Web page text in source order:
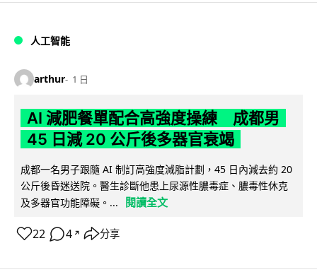
人工智能
arthur 1 日
AI 減肥餐單配合高強度操練 成都男
45 日減 20 公斤後多器官衰竭
成都一名男子跟隨 AI 制訂高強度減脂計劃，45 日內減去約 20
公斤後昏迷送院。醫生診斷他患上尿源性膿毒症、膿毒性休克
及多器官功能障礙。...
閱讀全文
22 4 ↗ 分享